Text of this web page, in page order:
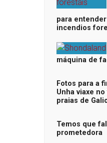
para
incendios
máquina de
Fotos para a
Unha viaxe
praias de
Temos que
prometedora